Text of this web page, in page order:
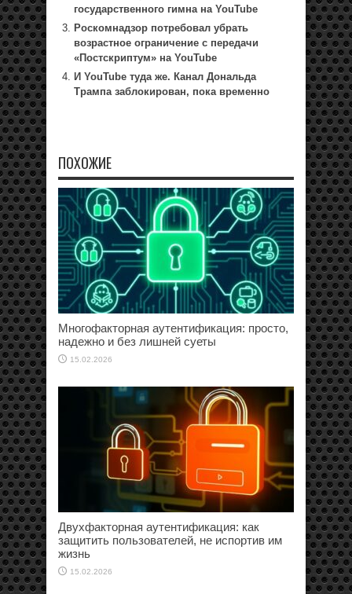
государственного гимна на YouTube
Роскомнадзор потребовал убрать
возрастное ограничение с передачи
«Постскриптум» на YouTube
И YouTube туда же. Канал Дональда
Трампа заблокирован, пока временно
ПОХОЖИЕ
Многофакторная аутентификация: просто,
надежно и без лишней суеты
15.02.2026
Двухфакторная аутентификация: как
защитить пользователей, не испортив им
жизнь
15.02.2026